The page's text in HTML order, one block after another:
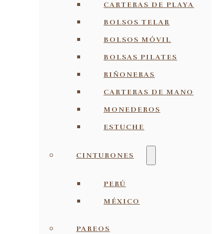
CARTERAS DE PLAYA
BOLSOS TELAR
BOLSOS MÓVIL
BOLSAS PILATES
RIÑONERAS
CARTERAS DE MANO
MONEDEROS
ESTUCHE
CINTURONES
PERÚ
MÉXICO
PAREOS